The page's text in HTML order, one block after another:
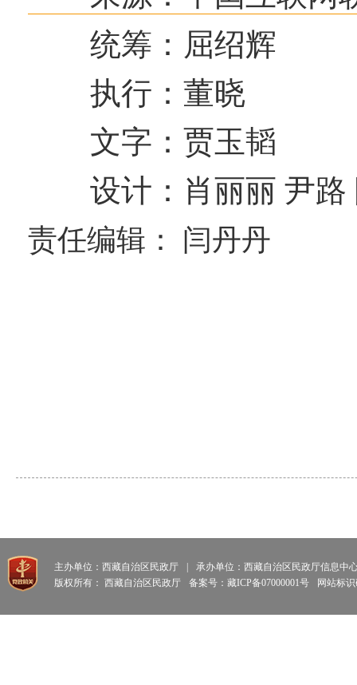
统筹：屈绍辉
执行：董晓
文字：贾玉韬
设计：肖丽丽 尹路
责任编辑： 闫丹丹
主办单位：西藏自治区民政厅
承办单位：西藏自治区民政厅信息中
版权所有： 西藏自治区民政厅
备案号：藏ICP备07000001号 网站标识